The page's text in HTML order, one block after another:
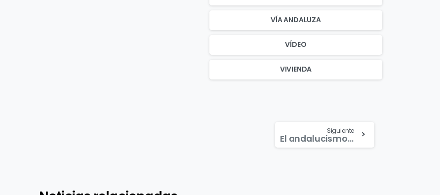
VÍA ANDALUZA
VÍDEO
VIVIENDA
Siguiente
El andalucismo histórico se dará cita en Jerez en un acto por el resurgir del poder político andaluz